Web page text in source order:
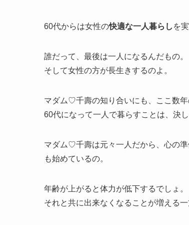
60代からは女性の快適な一人暮らし を
誰だって、最後は一人になるんだもの。
そして女性の方が長生きするのよ。
マダム♡千壽の知り合いにも、ここ数
60代になって一人で暮らすことは、決
マダム♡千壽は元々一人だから、心の
も始めているの。
年齢が上がると体力が低下するでしょ。
それと共に出来なくなることが増える一